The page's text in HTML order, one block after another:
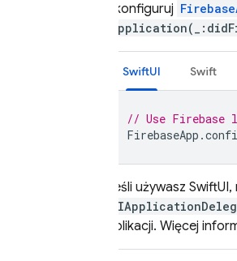
Skonfiguruj
SwiftUI Swift
// Use Firebase
FirebaseApp .
Jeśli używasz
aplikacji. Więcej